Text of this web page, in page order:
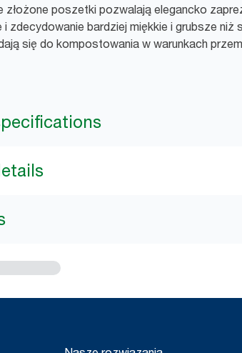
złożone poszetki pozwalają elegancko
i zdecydowanie bardziej miękkie i grubsze
się do kompostowania w warunkach